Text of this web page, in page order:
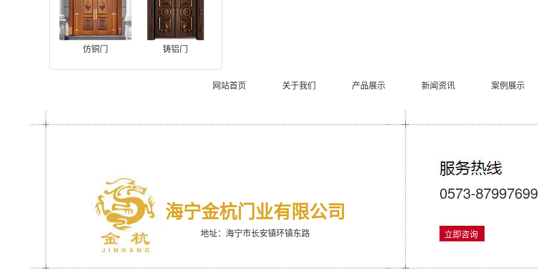
仿铜门 铸铝门
网站首页 关于我们 产品展示 新闻资讯 案例展示
0573-87997699
海宁金杭门业有限公司
地址：海宁市长安镇环镇东路 立即咨询